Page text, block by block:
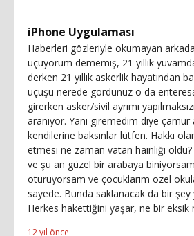
iPhone Uygulaması
Haberleri gözleriyle okumayan
uçuyorum dememiş, 21 yıllık
derken 21 yıllık askerlik hayatından
uçuşu nerede gördünüz o da
girerken asker/sivil ayrımı
aranıyor. Yani giremedim diye
kendilerine baksınlar lütfen. Hakkı
etmesi ne zaman vatan hainliği
ve şu an güzel bir arabaya
oturuyorsam ve çocuklarım özel
sayede. Bunda saklanacak da bir şey
Herkes hakettiğini yaşar, ne bir eksik
12 yıl önce